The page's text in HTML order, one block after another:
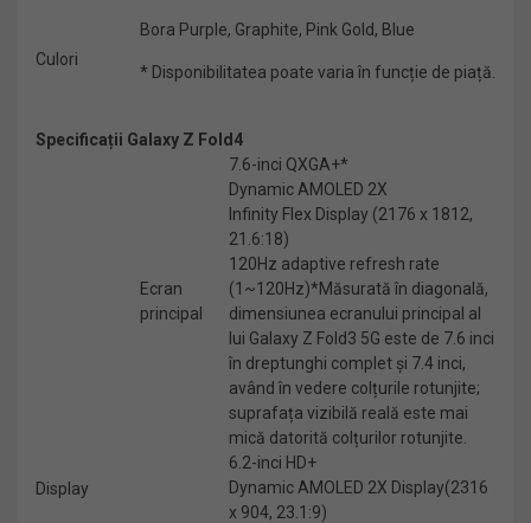
Culori
Bora Purple, Graphite, Pink Gold, Blue
* Disponibilitatea poate varia în funcție de piață.
Specificații Galaxy Z Fold4
Display
Ecran
principal
7.6-inci QXGA+*
Dynamic AMOLED 2X
Infinity Flex Display (2176 x 1812,
21.6:18)
120Hz adaptive refresh rate
(1~120Hz)*Măsurată în diagonală,
dimensiunea ecranului principal al
lui Galaxy Z Fold3 5G este de 7.6 inci
în dreptunghi complet și 7.4 inci,
având în vedere colțurile rotunjite;
suprafața vizibilă reală este mai
mică datorită colțurilor rotunjite.
6.2-inci HD+
Dynamic AMOLED 2X Display(2316
x 904, 23.1:9)